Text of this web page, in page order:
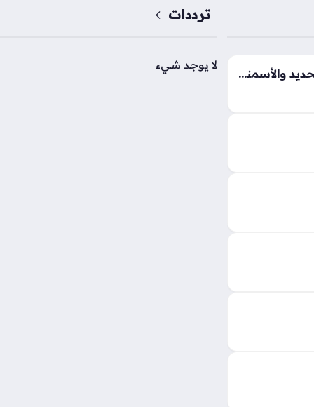
تقلبات جديدة تضرب أسعار الحديد والأسمنت في السوق المصري خلال تعاملات الخميس
المصانع
هذه
الإنشائية،
ترددات
لا يوجد شيء